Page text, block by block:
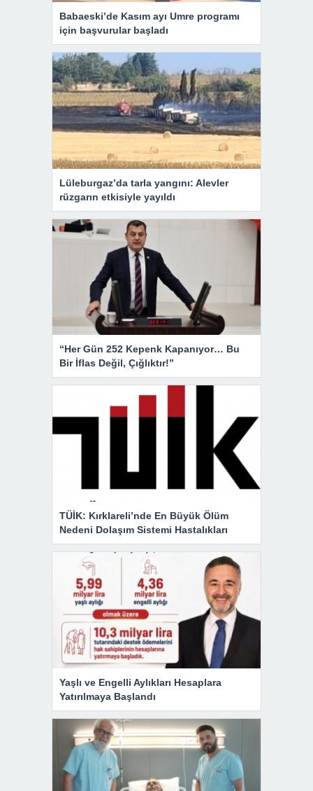
Babaeski’de Kasım ayı Umre programı
için başvurular başladı
Lüleburgaz’da tarla yangını: Alevler
rüzgarın etkisiyle yayıldı
“Her Gün 252 Kepenk Kapanıyor… Bu
Bir İflas Değil, Çığlıktır!”
TÜİK: Kırklareli’nde En Büyük Ölüm
Nedeni Dolaşım Sistemi Hastalıkları
Yaşlı ve Engelli Aylıkları Hesaplara
Yatırılmaya Başlandı